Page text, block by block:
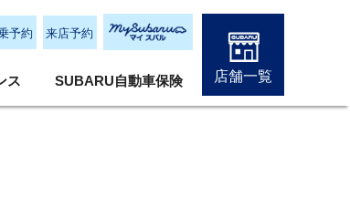
予約 来店予約
ス SUBARU自動車保険 店舗一覧